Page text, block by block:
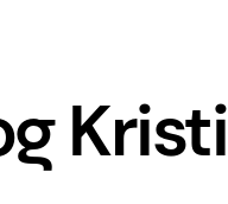
Kristi